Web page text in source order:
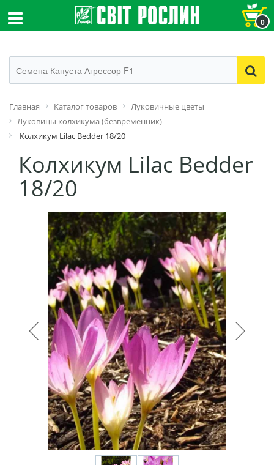
0
Главная Каталог товаров
Луковичные цветы
Луковицы колхикума (безвременник)
Колхикум Lilac Bedder 18/20
Колхикум Lilac Bedder
18/20